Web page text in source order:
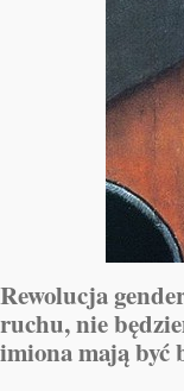
Rewolucja
ruchu, nie
imiona mają być